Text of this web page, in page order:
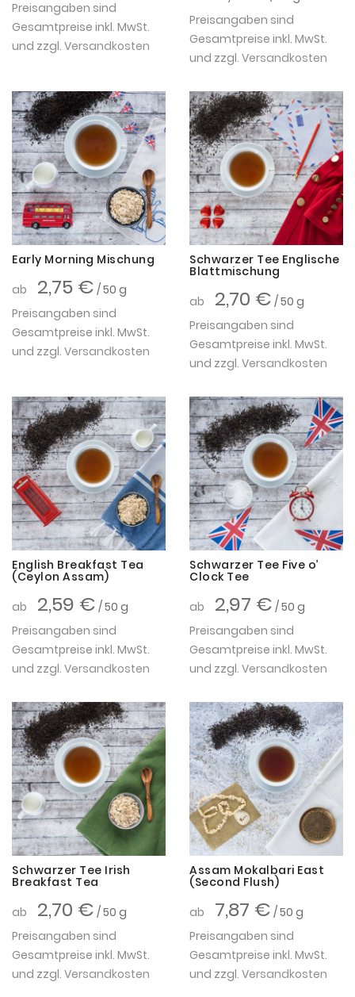
Preisangaben sind
Gesamtpreise inkl. MwSt.
und zzgl. Versandkosten
Preisangaben sind
Gesamtpreise inkl. MwSt.
und zzgl. Versandkosten
Early Morning Mischung
ab
2,75 € / 50 g
Preisangaben sind
Gesamtpreise inkl. MwSt.
und zzgl. Versandkosten
Schwarzer Tee Englische
Blattmischung
ab
2,70 € / 50 g
Preisangaben sind
Gesamtpreise inkl. MwSt.
und zzgl. Versandkosten
English Breakfast Tea
(Ceylon Assam)
ab
2,59 € / 50 g
Preisangaben sind
Gesamtpreise inkl. MwSt.
und zzgl. Versandkosten
Schwarzer Tee Five o’
Clock Tee
ab
2,97 € / 50 g
Preisangaben sind
Gesamtpreise inkl. MwSt.
und zzgl. Versandkosten
Schwarzer Tee Irish
Breakfast Tea
ab
2,70 € / 50 g
Preisangaben sind
Gesamtpreise inkl. MwSt.
und zzgl. Versandkosten
Assam Mokalbari East
(Second Flush)
ab
7,87 € / 50 g
Preisangaben sind
Gesamtpreise inkl. MwSt.
und zzgl. Versandkosten